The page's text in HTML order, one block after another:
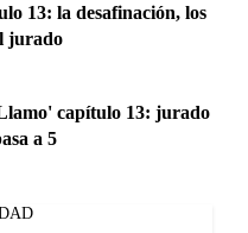
13: la desafinación, los
jurado
capítulo 13: jurado
a 5